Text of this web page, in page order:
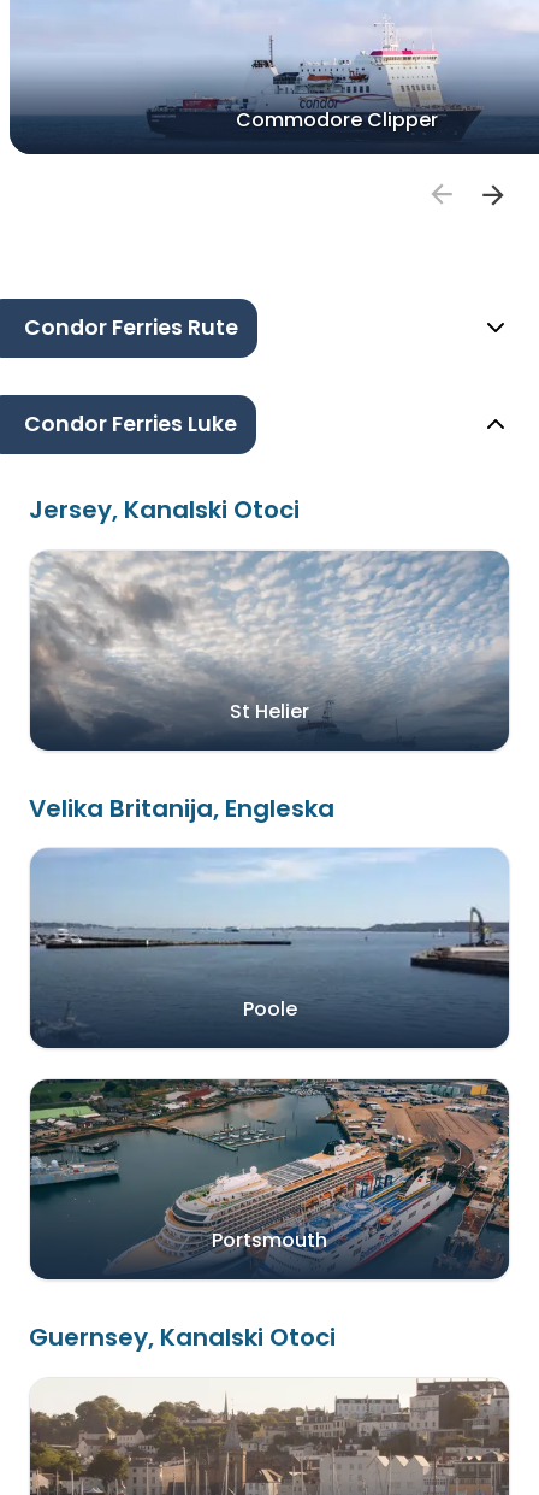
Commodore Clipper
Condor Ferries Rute
Condor Ferries Luke
Jersey, Kanalski Otoci
St Helier
Velika Britanija, Engleska
Poole
Portsmouth
Guernsey, Kanalski Otoci